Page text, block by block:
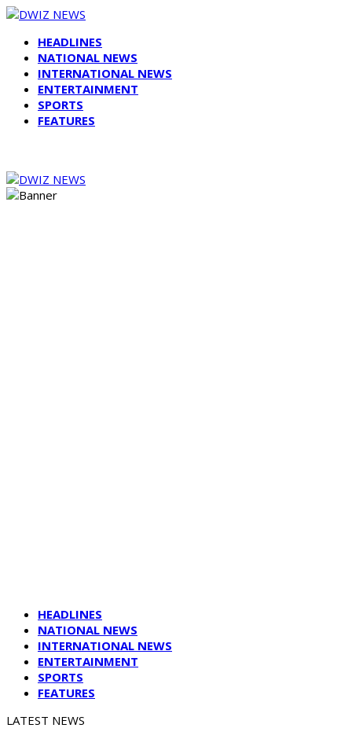
HEADLINES
NATIONAL NEWS
INTERNATIONAL NEWS
ENTERTAINMENT
SPORTS
FEATURES
HEADLINES
NATIONAL NEWS
INTERNATIONAL NEWS
ENTERTAINMENT
SPORTS
FEATURES
LATEST NEWS